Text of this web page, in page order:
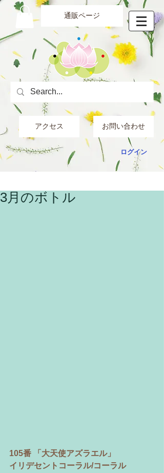
通販ページ
アクセス お問い合わせ
ログイン
3月のボトル
105番 「大天使アズラエル」
イリデセントコーラル/コーラル